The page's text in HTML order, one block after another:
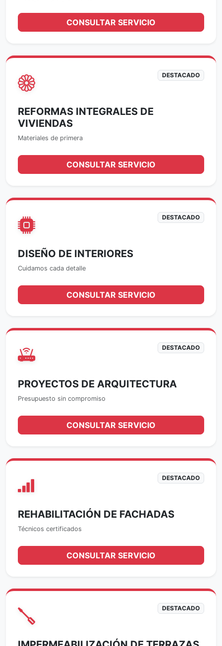
CONSULTAR SERVICIO
DESTACADO
REFORMAS INTEGRALES DE
VIVIENDAS
Materiales de primera
CONSULTAR SERVICIO
DESTACADO
DISEÑO DE INTERIORES
Cuidamos cada detalle
CONSULTAR SERVICIO
DESTACADO
PROYECTOS DE ARQUITECTURA
Presupuesto sin compromiso
CONSULTAR SERVICIO
DESTACADO
REHABILITACIÓN DE FACHADAS
Técnicos certificados
CONSULTAR SERVICIO
DESTACADO